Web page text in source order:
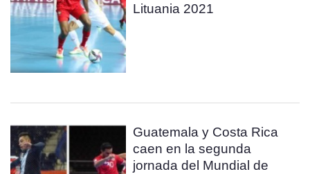
Lituania 2021
Guatemala y Costa Rica
caen en la segunda
jornada del Mundial de